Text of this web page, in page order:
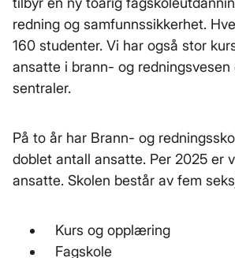
redning og samfunnssikkerhet.
160 studenter. Vi har også stor
ansatte i brann- og redningsvesen
sentraler.
På to år har Brann- og
doblet antall ansatte. Per 2025 er
ansatte. Skolen består av fem
Kurs og opplæring
Fagskole